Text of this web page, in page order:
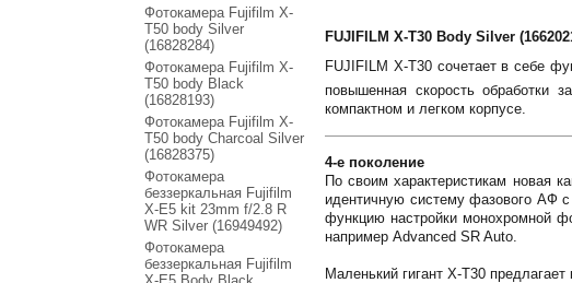
FUJIFILM X-T30 Body Silver
FUJIFILM X-T30 сочетает в себе
повышенная скорость обработки
компактном и легком корпусе.
4-е поколение
По своим характеристикам новая
идентичную систему фазового АФ
функцию настройки монохромной
например Advanced SR Auto.
Маленький гигант X-T30
Фотокамера Fujifilm X-
T50 body Silver
(16828284)
Фотокамера Fujifilm X-
T50 body Black
(16828193)
Фотокамера Fujifilm X-
T50 body Charcoal Silver
(16828375)
Фотокамера
беззеркальная Fujifilm
X-E5 kit 23mm f/2.8 R
WR Silver (16949492)
Фотокамера
беззеркальная Fujifilm